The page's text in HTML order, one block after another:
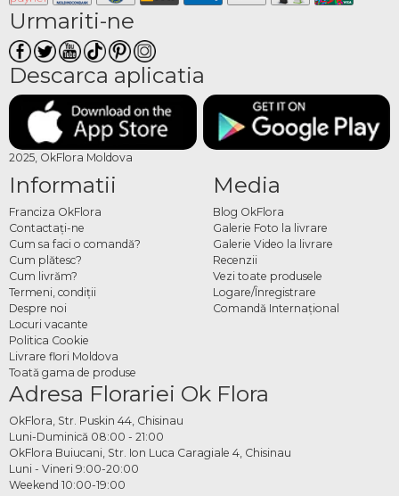
Urmariti-ne
Descarca aplicatia
2025, OkFlora Moldova
Informatii
Franciza OkFlora
Contactaţi-ne
Cum sa faci o comandă?
Cum plătesc?
Cum livrăm?
Termeni, condiţii
Despre noi
Locuri vacante
Politica Cookie
Livrare flori Moldova
Toată gama de produse
Media
Blog OkFlora
Galerie Foto la livrare
Galerie Video la livrare
Recenzii
Vezi toate produsele
Logare/Înregistrare
Comandă Internațional
Adresa Florariei Ok Flora
OkFlora, Str. Puskin 44, Chisinau
Luni-Duminică 08:00 - 21:00
OkFlora Buiucani, Str. Ion Luca Caragiale 4, Chisinau
Luni - Vineri 9:00-20:00
Weekend 10:00-19:00